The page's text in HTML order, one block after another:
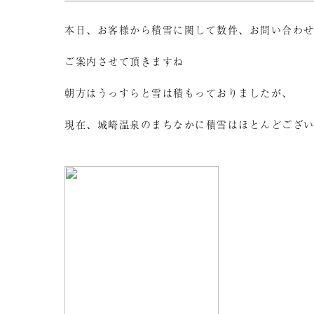
本日、お客様から積雪に関して数件、お問い合わせ
ご案内させて頂きますね
朝方はうっすらと雪は積もっておりましたが、
現在、城崎温泉のまちなかに積雪はほとんどござ